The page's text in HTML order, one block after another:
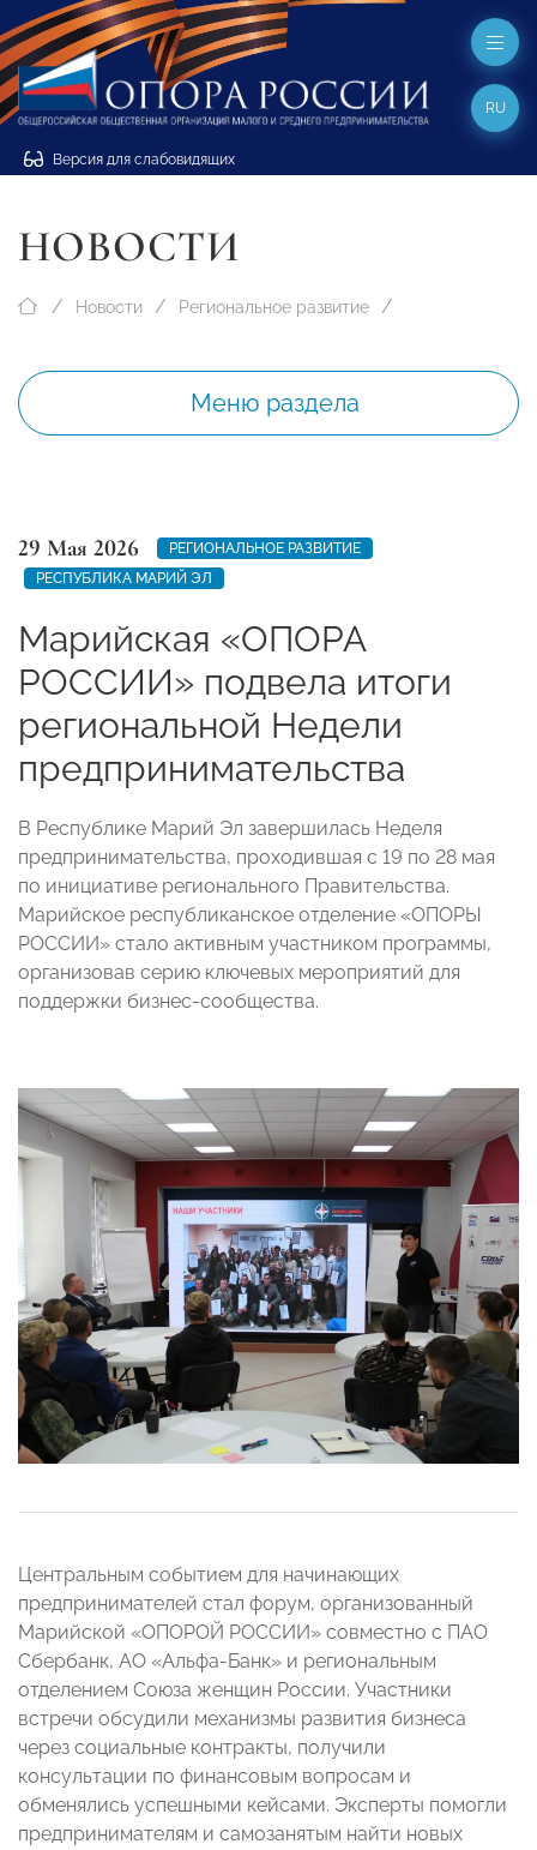
Версия для слабовидящих
RU
НОВОСТИ
Новости Региональное развитие
Меню раздела
29 Мая 2026
РЕГИОНАЛЬНОЕ РАЗВИТИЕ
РЕСПУБЛИКА МАРИЙ ЭЛ
Марийская «ОПОРА
РОССИИ» подвела итоги
региональной Недели
предпринимательства
В Республике Марий Эл завершилась Неделя
предпринимательства, проходившая с 19 по 28 мая
по инициативе регионального Правительства.
Марийское республиканское отделение «ОПОРЫ
РОССИИ» стало активным участником программы,
организовав серию ключевых мероприятий для
поддержки бизнес-сообщества.
Центральным событием для начинающих
предпринимателей стал форум, организованный
Марийской «ОПОРОЙ РОССИИ» совместно с ПАО
Сбербанк, АО «Альфа-Банк» и региональным
отделением Союза женщин России. Участники
встречи обсудили механизмы развития бизнеса
через социальные контракты, получили
консультации по финансовым вопросам и
обменялись успешными кейсами. Эксперты помогли
предпринимателям и самозанятым найти новых